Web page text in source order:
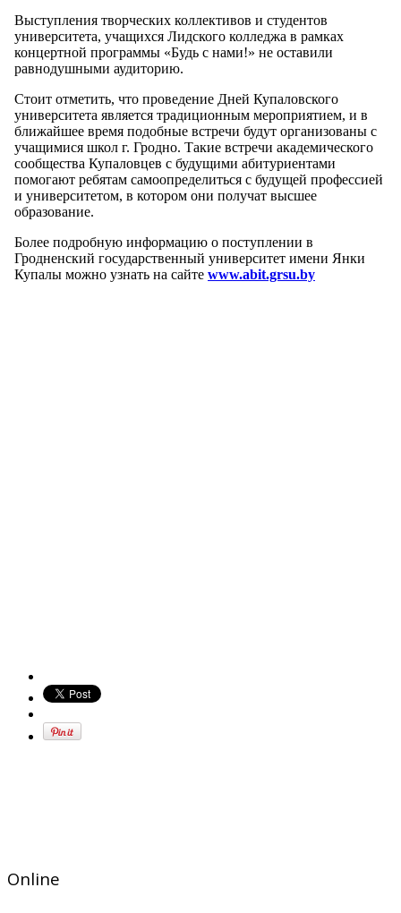
Выступления творческих коллективов и студентов
университета, учащихся Лидского колледжа в рамках
концертной программы «Будь с нами!» не оставили
равнодушными аудиторию.
Стоит отметить, что проведение Дней Купаловского
университета является традиционным мероприятием, и в
ближайшее время подобные встречи будут организованы с
учащимися школ г. Гродно. Такие встречи академического
сообщества Купаловцев с будущими абитуриентами
помогают ребятам самоопределиться с будущей профессией
и университетом, в котором они получат высшее
образование.
Более подробную информацию о поступлении в
Гродненский государственный университет имени Янки
Купалы можно узнать на сайте www.abit.grsu.by
Online